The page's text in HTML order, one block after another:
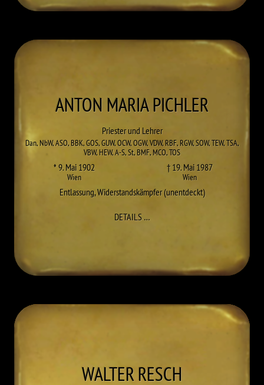
ANTON MARIAPICHLER
Priester und Lehrer
Dan,NbW,ASO,BBK,GOS,GUW,OCW,OGW,VDW,RBF,RGW,SOW,TEW,TSA,
VBW,HEW,A-S,St,BMF,MCO,TOS
* 9. Mai 1902
Wien
† 19. Mai 1987
Wien
Entlassung,Widerstandskämpfer (unentdeckt)
DETAILS…ZU ANTON MARIA PICHLER
WALTERRESCH